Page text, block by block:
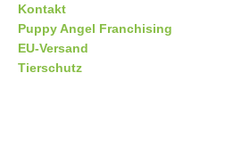
Kontakt
Puppy Angel Franchising
EU-Versand
Tierschutz